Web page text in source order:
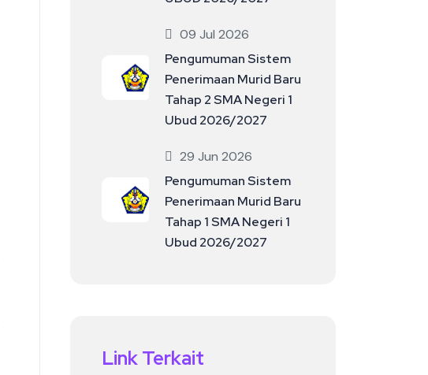
09 Jul 2026
Pengumuman Sistem
Penerimaan Murid Baru
Tahap 2 SMA Negeri 1
Ubud 2026/2027
29 Jun 2026
Pengumuman Sistem
Penerimaan Murid Baru
Tahap 1 SMA Negeri 1
Ubud 2026/2027
Link Terkait